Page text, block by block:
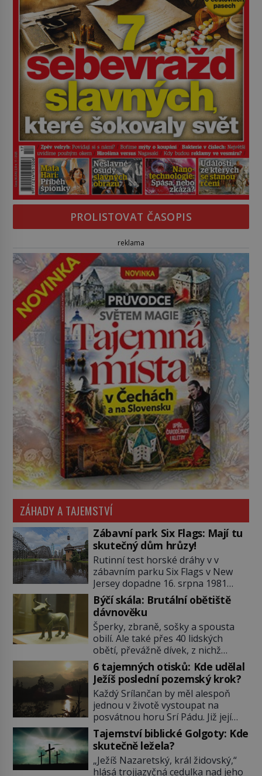
PROLISTOVAT ČASOPIS
reklama
ZÁHADY A TAJEMSTVÍ
Zábavní park Six Flags: Mají tu
skutečný dům hrůzy!
Rutinní test horské dráhy v v
zábavním parku Six Flags v New
Jersey dopadne 16. srpna 1981
katastrofou. 20letý technik Scott
Tyler se zřítí na zem! Zranění jsou
neslučitelná se životem. „Nepoužil
bezpečnostní zábranu,“ osvětlí
smrtelnou nehodu tiskový mluvčí
parku a vyšetřovatelé mu dávají za
pravdu: „Atrakce je v pořádku.“ A
pak přijde srpen roku […]
Býčí skála: Brutální obětiště
dávnověku
Šperky, zbraně, sošky a spousta
obilí. Ale také přes 40 lidských
obětí, převážně dívek, z nichž
některým rozetnou hlavu a
useknou končetiny. To je slavný
halštatský pohřeb. V Evropě
nevídaný objev, který dodnes
neumíme vysvětlit… Jeho koníčkem
je „slepá jeskynní zvířena“, a díky
tomu, přestože je hlavně lékař,
objeví řadu nových organismů.
Jindřich Wankel (1821–1897) […]
6 tajemných otisků: Kde udělal
Ježíš poslední pozemský krok?
Každý Srílančan by měl alespoň
jednou v životě vystoupat na
posvátnou horu Srí Pádu. Již její
název nám v překladu prozradí
tajemství: Znamená „Svatá stopa“.
Zbývá se jen pohádat, čí že ta
stopa tedy vlastně je…? O její
Tajemství biblické Golgoty: Kde
skutečně ležela?
„Ježíš Nazaretský, král židovský,“
hlásá trojjazyčná cedulka nad jeho